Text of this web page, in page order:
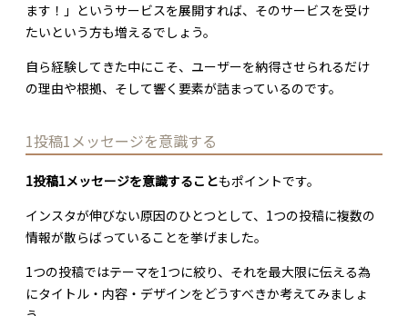
ます！」というサービスを展開すれば、そのサービスを受け
たいという方も増えるでしょう。
自ら経験してきた中にこそ、ユーザーを納得させられるだけ
の理由や根拠、そして響く要素が詰まっているのです。
1投稿1メッセージを意識する
1投稿1メッセージを意識することもポイントです。
インスタが伸びない原因のひとつとして、1つの投稿に複数の
情報が散らばっていることを挙げました。
1つの投稿ではテーマを1つに絞り、それを最大限に伝える為
にタイトル・内容・デザインをどうすべきか考えてみましょ